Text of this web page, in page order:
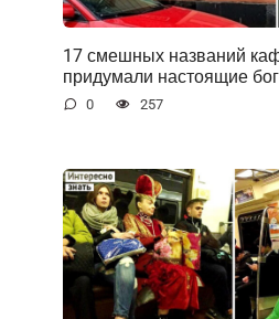
17 смешных названий
придумали настоящие
0 257